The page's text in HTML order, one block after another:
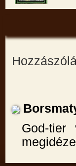
God-tier